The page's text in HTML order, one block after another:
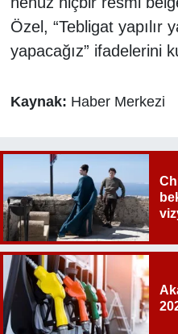
Özel, “Tebligat yapılır
yapacağız” ifadelerini
Kaynak: Haber Merkezi